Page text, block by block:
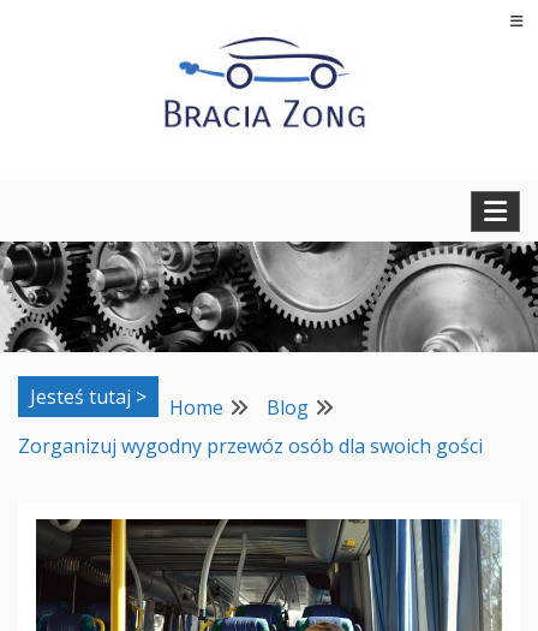
Jesteś tutaj > Home
Blog
Zorganizuj wygodny przewóz osób dla swoich gości